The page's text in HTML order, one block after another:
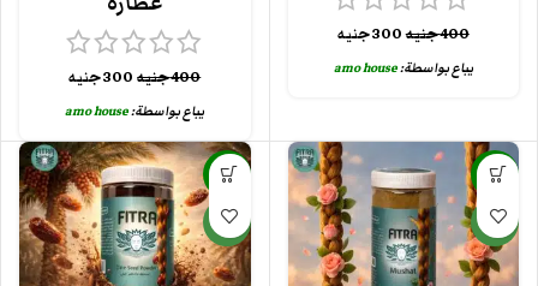
400جنيه300جنيه
يباع بواسطة:amo house
400جنيه 300جنيه
يباع بواسطة:amo house
-25%
جديد
-25%
جديد